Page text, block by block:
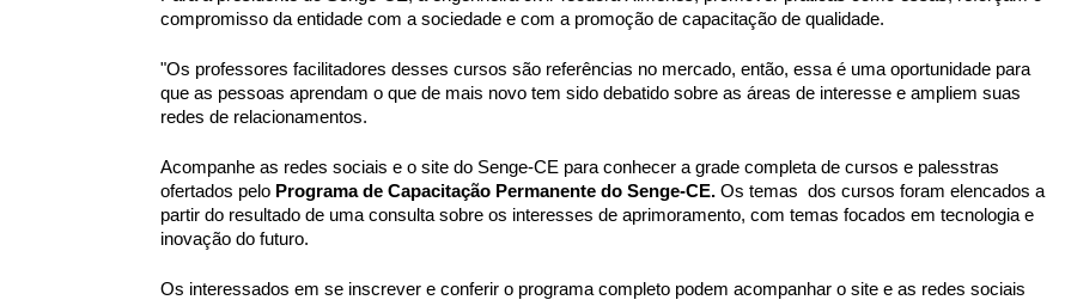
compromisso da entidade com a sociedade e com a promoção de capacitação de qualidade.
"Os professores facilitadores desses cursos são referências no mercado, então, essa é uma oportunidade para
que as pessoas aprendam o que de mais novo tem sido debatido sobre as áreas de interesse e ampliem suas
redes de relacionamentos.
Acompanhe as redes sociais e o site do Senge-CE para conhecer a grade completa de cursos e palesstras
ofertados pelo Programa de Capacitação Permanente do Senge-CE.Os temas dos cursos foram elencados a
partir do resultado de uma consulta sobre os interesses de aprimoramento, com temas focados em tecnologia e
inovação do futuro.
Os interessados em se inscrever e conferir o programa completo podem acompanhar o site e as redes sociais